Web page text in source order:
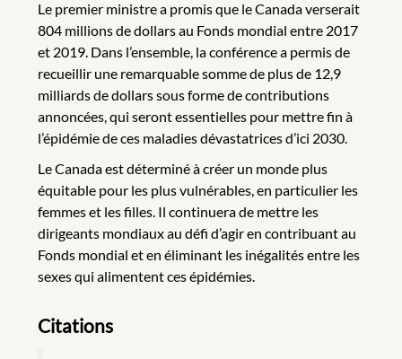
Le premier ministre a promis que le Canada verserait
804 millions de dollars au Fonds mondial entre 2017
et 2019. Dans l’ensemble, la conférence a permis de
recueillir une remarquable somme de plus de 12,9
milliards de dollars sous forme de contributions
annoncées, qui seront essentielles pour mettre fin à
l’épidémie de ces maladies dévastatrices d’ici 2030.
Le Canada est déterminé à créer un monde plus
équitable pour les plus vulnérables, en particulier les
femmes et les filles. Il continuera de mettre les
dirigeants mondiaux au défi d’agir en contribuant au
Fonds mondial et en éliminant les inégalités entre les
sexes qui alimentent ces épidémies.
Citations